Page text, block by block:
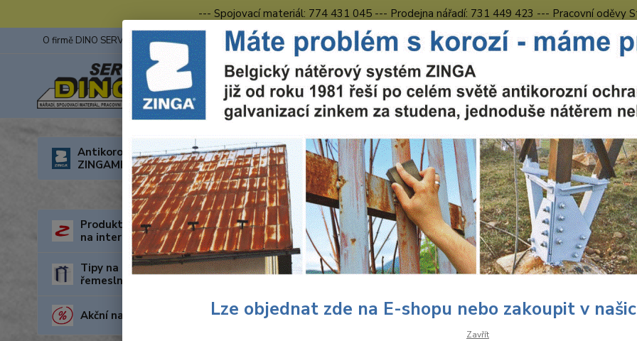
--- Spojovací materiál: 774 431 045 --- Prodejna nářadí: 731 449 423 --- Pracovní oděvy
O firmě DINO SERVIS s.r.o. ZINGA Fotogalerie z výstav Obchodní podmínky Kontakty Česká Lípa
Hledat 731
8.00
Antikorozní nátěry
ZINGAMETALL
Produkty za nejnižší cenu
na internetu
Tipy na dárky pro kutily a
řemeslníky
Akční nabídka
Úvod Ochranné pracovní prostředky Pracovní oděvy Kalhoty Pracovní
Pracovní kalhoty do pasu červeno-
pasu
s
Lze objednat zde na E-shopu nebo zakoupit v
Zavřít